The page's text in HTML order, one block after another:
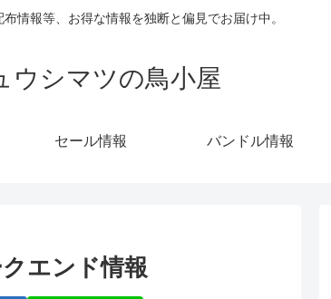
情報等、お得な情報を独断と偏見でお届け中。
ウシマツの鳥小屋
セール情報 バンドル情報
エンド情報